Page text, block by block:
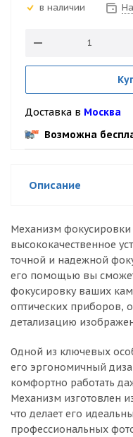
в наличии
Доставка в Москва
Возможна
Описание
Механизм фокусировки
высококачественное
точной и надежной
его помощью вы
фокусировку ваших
оптических приборов,
детализацию
Одной из ключевых
его эргономичный
комфортно работать
Механизм изготовлен
что делает его
профессиональных